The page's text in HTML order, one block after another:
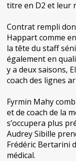
titre en D2 et leur
Contrat rempli
Happart comme
la tête du staff
également en
y a deux saisons,
coach des lignes
Fyrmin Mahy
et de coach de la
s’occupera plus
Audrey Sibille
Frédéric Bertarini
médical.